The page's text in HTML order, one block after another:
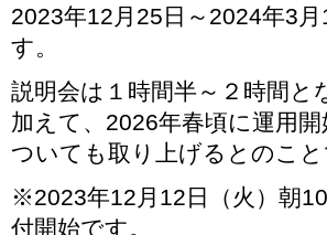
2023年12月25日～2024年3
す。
説明会は１時間半～２時間と
加えて、2026年春頃に運用
ついても取り上げるとのこと
※2023年12月12日（火）朝
付開始です。